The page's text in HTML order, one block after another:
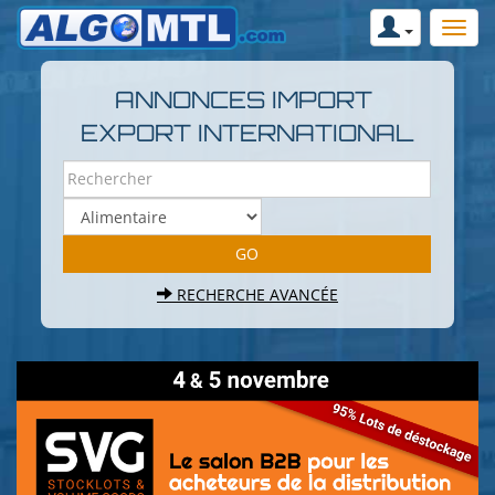
ANNONCES IMPORT
EXPORT INTERNATIONAL
RECHERCHE AVANCÉE